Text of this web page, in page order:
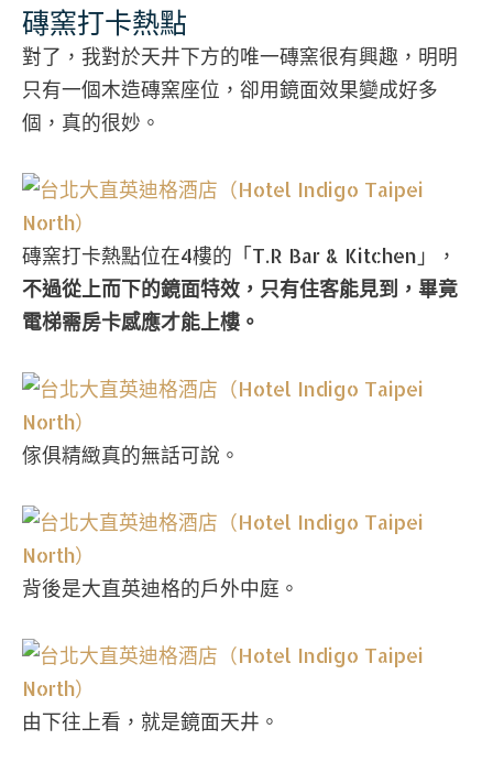
磚窯打卡熱點
對了，我對於天井下方的唯一磚窯很有興趣，明明
只有一個木造磚窯座位，卻用鏡面效果變成好多
個，真的很妙。
磚窯打卡熱點位在4樓的「T.R Bar & Kitchen」，
不過從上而下的鏡面特效，只有住客能見到，畢竟
電梯需房卡感應才能上樓。
傢俱精緻真的無話可說。
背後是大直英迪格的戶外中庭。
由下往上看，就是鏡面天井。